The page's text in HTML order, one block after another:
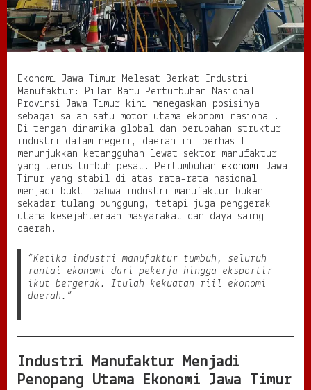
a
t
B
e
n
s
t
M
f
a
k
:
i
Ekonomi Jawa Timur Melesat Berkat Industri
Manufaktur: Pilar Baru Pertumbuhan Nasional
Provinsi Jawa Timur kini menegaskan posisinya
sebagai salah satu motor utama ekonomi nasional.
Di tengah dinamika global dan perubahan struktur
industri dalam negeri, daerah ini berhasil
menunjukkan ketangguhan lewat sektor manufaktur
yang terus tumbuh pesat. Pertumbuhan ekonomi Jawa
Timur yang stabil di atas rata-rata nasional
menjadi bukti bahwa industri manufaktur bukan
sekadar tulang punggung, tetapi juga penggerak
utama kesejahteraan masyarakat dan daya saing
daerah.
“Ketika industri manufaktur tumbuh, seluruh
rantai ekonomi dari pekerja hingga eksportir
ikut bergerak. Itulah kekuatan riil ekonomi
daerah.”
Industri Manufaktur Menjadi
Penopang Utama Ekonomi Jawa Timur